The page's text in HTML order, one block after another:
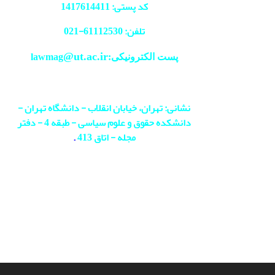
کد پستی: 1417614411
تلفن: 61112530-
021
پست الکترونیکی:lawmag@ut.ac.ir
نشانی: تهران، خیابان انقلاب - دانشگاه تهران -
دانشکده حقوق و علوم سیاسی - طبقه 4 - دفتر
مجله - اتاق 413
.